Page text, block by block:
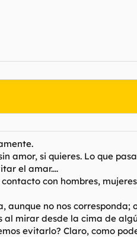
amor, si quieres. Lo que
el amar....
con hombres,
aunque no nos
al mirar desde la cima de
evitarlo? Claro, como